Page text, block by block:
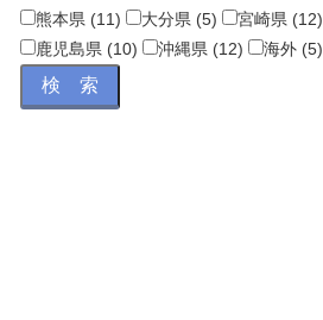
熊本県 (11)
大分県 (5)
宮崎県 (12)
鹿児島県 (10)
沖縄県 (12) 海外 (5)